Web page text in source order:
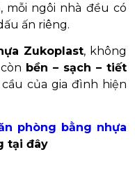
, mỗi ngôi nhà đều có
ấn riêng.
Zukoplast, không
bền – sạch – tiết
của gia đình hiện
phòng bằng nhựa
tại đây